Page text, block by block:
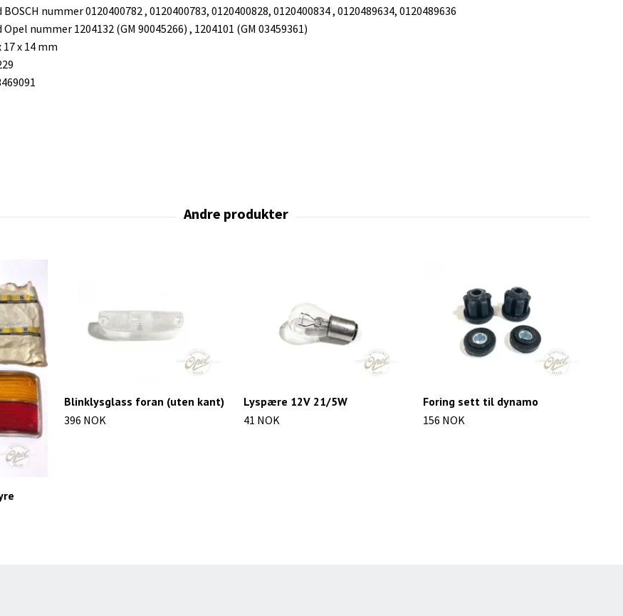
nummer 0120400782 , 0120400783, 0120400828, 0120400834 , 0120489634, 0120489636
nummer 1204132 (GM 90045266) , 1204101 (GM 03459361)
17 x 14 mm
Blinklysglass foran (uten kant)
396 NOK
Lyspære 12V 21/5W
41 NOK
Foring sett til dynamo
156 NOK